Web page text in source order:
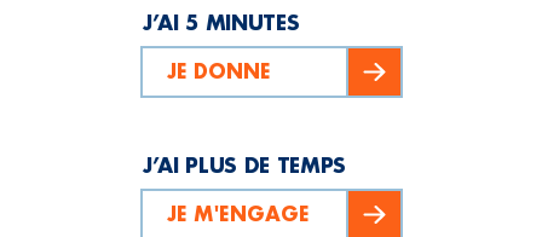
J’AI 5 MINUTES
JE DONNE
J’AI PLUS DE TEMPS
JE M'ENGAGE